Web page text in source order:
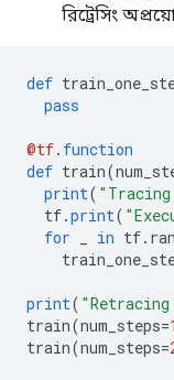
রিট্রেসিং
def
pass
@tf. function
def train(
print(
tf.print(
for
in tf.
print(
train(num_steps=
train(num_steps=